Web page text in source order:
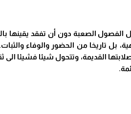
الفصول الصعبة دون أن تفقد يقينها
بل تاريخا من الحضور والوفاء
القديمة، وتتحول شيئا فشيئا الى
.